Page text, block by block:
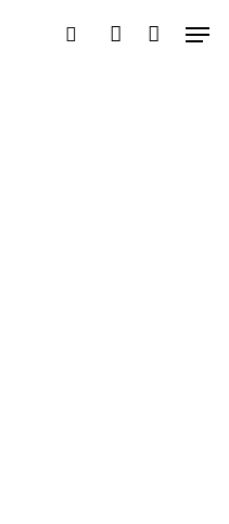
search account
Menu